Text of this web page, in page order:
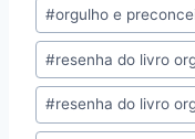
#orgulho e
#resenha do livro
#resenha do livro